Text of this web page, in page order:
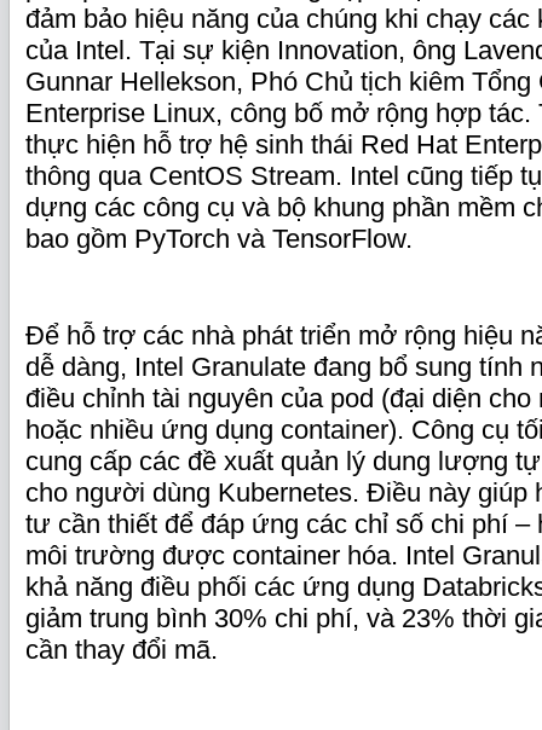
đảm bảo hiệu năng của chúng khi chạy
của Intel. Tại sự kiện Innovation, ông
Gunnar Hellekson, Phó Chủ tịch kiêm
Enterprise Linux, công bố mở rộng hợp tác.
thực hiện hỗ trợ hệ sinh thái Red Hat
thông qua CentOS Stream. Intel cũng tiếp
dựng các công cụ và bộ khung phần mềm
bao gồm PyTorch và TensorFlow.
Để hỗ trợ các nhà phát triển mở rộng hiệu
dễ dàng, Intel Granulate đang bổ sung tính
điều chỉnh tài nguyên của pod (đại diện cho
hoặc nhiều ứng dụng container). Công cụ
cung cấp các đề xuất quản lý dung lượng
cho người dùng Kubernetes. Điều này giúp
tư cần thiết để đáp ứng các chỉ số chi phí –
môi trường được container hóa. Intel
khả năng điều phối các ứng dụng
giảm trung bình 30% chi phí, và 23% thời
cần thay đổi mã.